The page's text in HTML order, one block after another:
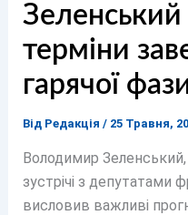
Зеленський
терміни
гарячої
Від Редакція / 25 Травня,
Володимир Зеленський,
зустрічі з депутатами
висловив важливі